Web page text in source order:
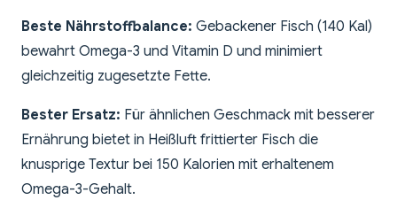
Beste Nährstoffbalance: Gebackener Fisch (140 Kal)
bewahrt Omega-3 und Vitamin D und minimiert
gleichzeitig zugesetzte Fette.
Bester Ersatz: Für ähnlichen Geschmack mit besserer
Ernährung bietet in Heißluft frittierter Fisch die
knusprige Textur bei 150 Kalorien mit erhaltenem
Omega-3-Gehalt.